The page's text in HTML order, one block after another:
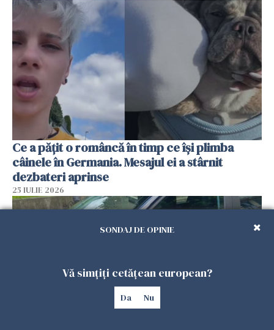
Ce a pățit o româncă în timp ce își plimba
câinele în Germania. Mesajul ei a stârnit
dezbateri aprinse
25 IULIE 2026
SONDAJ DE OPINIE
Vă simțiți cetățean european?
Da Nu